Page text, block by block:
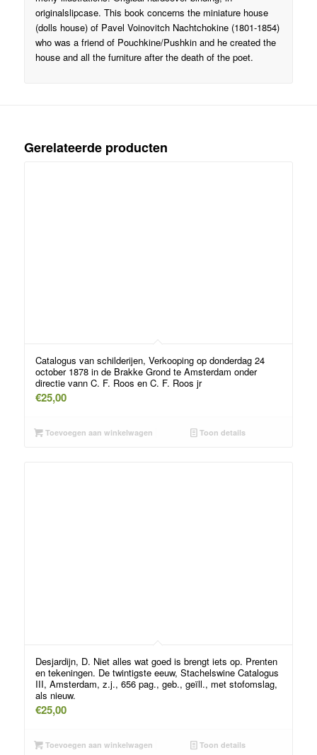
originalslipcase. This book concerns the miniature house
(dolls house) of Pavel Voinovitch Nachtchokine (1801-1854)
who was a friend of Pouchkine/Pushkin and he created the
house and all the furniture after the death of the poet.
Gerelateerde producten
Catalogus van schilderijen, Verkooping op donderdag 24
october 1878 in de Brakke Grond te Amsterdam onder
directie vann C. F. Roos en C. F. Roos jr
€25,00
Toevoegen aan winkelwagen Toon details
Desjardijn, D. Niet alles wat goed is brengt iets op. Prenten
en tekeningen. De twintigste eeuw, Stachelswine Catalogus
III, Amsterdam, z.j., 656 pag., geb., geïll., met stofomslag,
als nieuw.
€25,00
Toevoegen aan winkelwagen Toon details